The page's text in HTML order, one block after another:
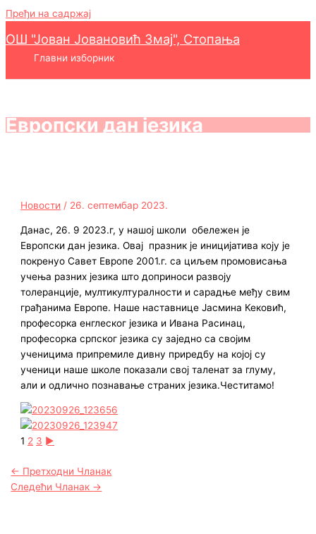
Пређи на садржај
ОШ "Јован Јовановић Змај", Стопања
Главни изборник
Европски дан језика
Новости / 26. септембар 2023.
Данас, 26. 9 2023.г, у нашој школи обележен је
Европски дан језика. Овај празник је иницијатива коју је
покренуо Савет Европе 2001.г. са циљем промовисања
учења разних језика што доприноси развоју
толеранције, мултикултуралности и сарадње међу свим
грађанима Европе. Наше наставнице Јасмина Кековић,
професорка енглеског језика и Ивана Расинац,
професорка српског језика су заједно са својим
ученицима припремиле дивну приредбу на којој су
ученици наше школе показали свој таленат за глуму,
али и одлично познавање страних језика.Честитамо!
1 2 3 ►
← Претходни Чланак
Следећи Чланак →